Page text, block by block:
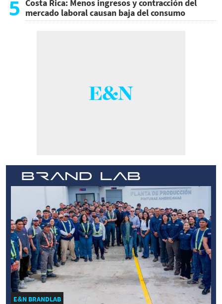
5 Costa Rica: Menos ingresos y contracción del
mercado laboral causan baja del consumo
E&N BRANDLAB